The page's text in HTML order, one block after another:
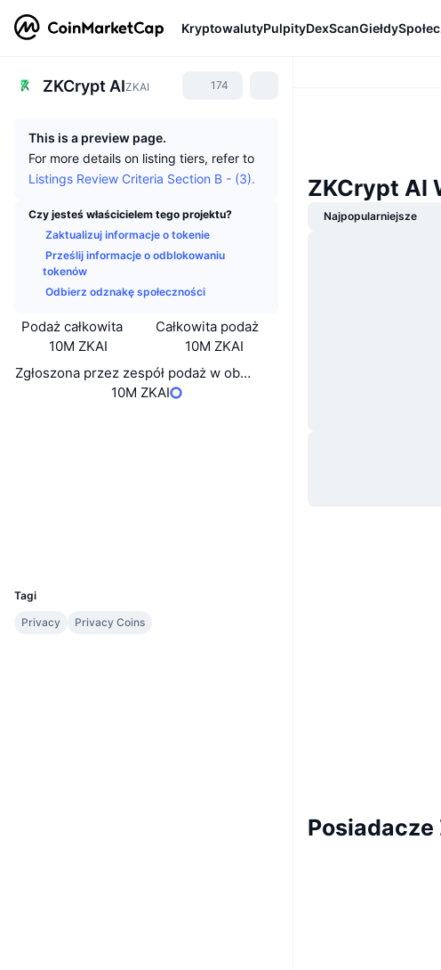
KryptowalutyPulpityDexScanGiełdy
ZKCrypt AIZKAI 174
This is a preview page.
For more details on listing tiers, refer to
Listings Review Criteria Section B - (3).
Czy jesteś właścicielem tego projektu?
Zaktualizuj informacje o tokenie
Prześlij informacje o odblokowaniu
tokenów
Odbierz odznakę społeczności
Podaż całkowita
10M ZKAI
Całkowita podaż
10M ZKAI
Zgłoszona przez zespół podaż w obiegu
10M ZKAI
Tagi
Privacy
Privacy Coins
ZKCrypt AI
Najpopularniejsze